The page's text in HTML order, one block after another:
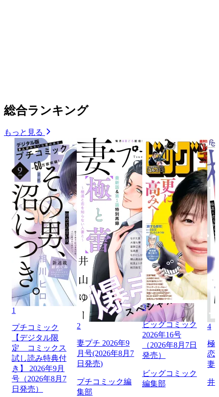
総合ランキング
もっと見る
1
プチコミック
【デジタル限
定 コミックス
試し読み特典付
き】 2026年9月
号（2026年8月7
日発売）
2
妻プチ 2026年9
月号(2026年8月7
日発売)
プチコミック編
集部
3
ビッグコミック
2026年16号
（2026年8月7日
発売）
ビッグコミック
編集部
4
極
恋
妻
井